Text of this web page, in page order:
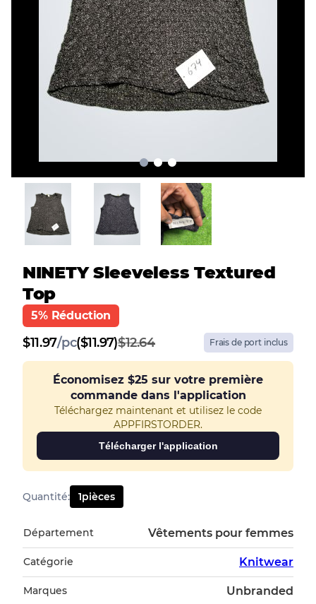
NINETY Sleeveless Textured
Top
5% Réduction
$11.97/pc($11.97)$12.64 Frais de port inclus
Économisez $25 sur votre première
commande dans l'application
Téléchargez maintenant et utilisez le code
APPFIRSTORDER.
Télécharger l'application
Quantité: 1pièces
Département Vêtements pour femmes
Catégorie Knitwear
Marques Unbranded